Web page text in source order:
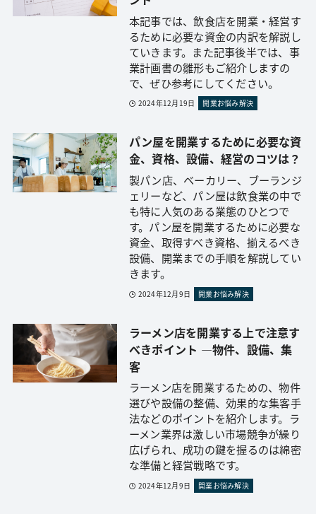
本記事では、飲食店を開業・経営す
るために必要な資金の内訳を解説し
ていきます。また記事後半では、事
業計画書の雛形もご紹介しますの
で、ぜひ参考にしてください。
2024年12月19日 開業お悩み解決
パン屋を開業するために必要な資
金、資格、設備、経営のコツは？
製パン店、ベーカリー、ブーランジ
ェリーなど、パン屋は飲食業の中で
も特に人気のある業態のひとつで
す。パン屋を開業するために必要な
資金、取得すべき資格、揃えるべき
設備、開業までの手順を解説してい
きます。
2024年12月9日 開業お悩み解決
ラーメン店を開業する上で注意す
べきポイント ―物件、設備、集
客
ラーメン店を開業するための、物件
選びや設備の整備、効果的な集客手
法などのポイントを紹介します。ラ
ーメン業界は激しい市場競争が繰り
広げられ、成功の鍵を握るのは綿密
な準備と経営戦略です。
2024年12月9日 開業お悩み解決